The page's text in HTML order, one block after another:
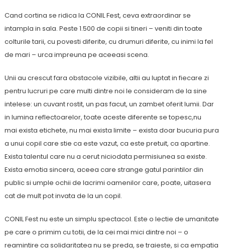
Cand cortina se ridica la CONIL Fest, ceva extraordinar se
intampla in sala. Peste 1.500 de copii si tineri – veniti din toate
colturile tarii, cu povesti diferite, cu drumuri diferite, cu inimi la fel
de mari – urca impreuna pe aceeasi scena.
Unii au crescut fara obstacole vizibile, altii au luptat in fiecare zi
pentru lucruri pe care multi dintre noi le consideram de la sine
intelese: un cuvant rostit, un pas facut, un zambet oferit lumii. Dar
in lumina reflectoarelor, toate aceste diferente se topesc,nu
mai exista etichete, nu mai exista limite – exista doar bucuria pura
a unui copil care stie ca este vazut, ca este pretuit, ca apartine.
Exista talentul care nu a cerut niciodata permisiunea sa existe.
Exista emotia sincera, aceea care strange gatul parintilor din
public si umple ochii de lacrimi oamenilor care, poate, uitasera
cat de mult pot invata de la un copil.
CONIL Fest nu este un simplu spectacol. Este o lectie de umanitate
pe care o primim cu totii, de la cei mai mici dintre noi – o
reamintire ca solidaritatea nu se preda, se traieste, si ca empatia